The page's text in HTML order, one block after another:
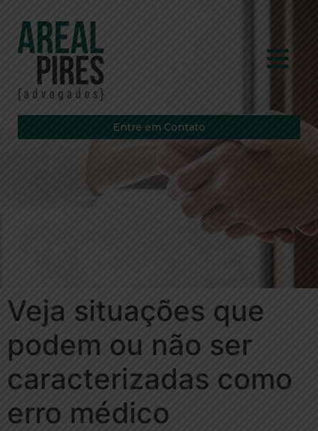
Entre em Contato
Veja situações que
podem ou não ser
caracterizadas como
erro médico